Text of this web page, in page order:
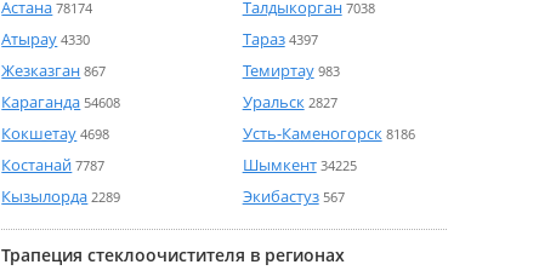
Астана 78174
Атырау 4330
Жезказган 867
Караганда 54608
Кокшетау 4698
Костанай 7787
Кызылорда 2289
Талдыкорган 7038
Тараз 4397
Темиртау 983
Уральск 2827
Усть-Каменогорск 8186
Шымкент 34225
Экибастуз 567
Трапеция стеклоочистителя в регионах